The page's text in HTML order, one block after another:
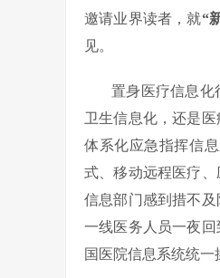
邀请业界读者，就“
见。
置身医疗信息化
卫生信息化，还是
体系化应急指挥信
式、移动远程医疗
信息部门感到措不
一线医务人员一夜
国医院信息系统统一